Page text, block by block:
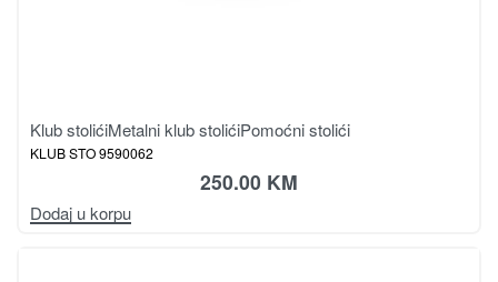
Klub stolićiMetalni klub stolićiPomoćni stolići
KLUB STO 9590062
250.00 KM
Dodaj u korpu